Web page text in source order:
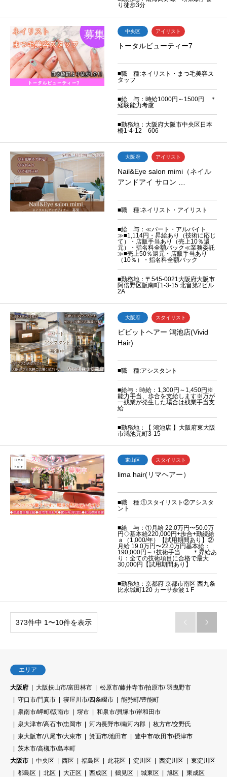
り徒歩3分
中央区 アイリスト
トータルビューティー7
■職 種:ネイリスト・まつ毛美容ス
タッフ
■給 与：時給1000円～1500円 ＊
経験能力考慮
■勤務地：大阪府大阪市中央区日本
橋1-4-12 606
大阪府 アイリスト
Nail&Eye salon mimi（ネイル
アンドアイ サロン …
■職 種:ネイリスト・アイリスト
■給 与：≪パート・アルバイト
≫■1,114円・昇給あり（技術に応じ
て）・店販手当あり（売上10％還
元）・指名料全額バック≪業務委託
≫■売上50％還元・店販手当あり
（10％）・指名料全額バック
■勤務地：〒545-0021大阪府大阪市
阿倍野区阪南町1-3-15 北畠第2ビル
2A
大阪府 スタイリスト
ビビットヘアー 鴻池店(Vivid
Hair)
■職 種:アシスタント
■給与：時給：1,300円～1,450円※
能力手当、歩合を支給します※万が
一残業が発生した場合は残業手当支
給
■勤務地：【 鴻池店 】大阪府東大阪
市鴻池元町3-15
東山区 スタイリスト
lima hair(リマヘアー）
■職 種:①スタイリスト②アシスタ
ント
■給 与：①月給 22.0万円〜50.0万
円◇基本給220,000円+歩合+勤続給
ａ（1,000/年）【試用期間あり】②
月給 19.0万円〜22.0万円基本給：
190,000円～+技術手当 ＊昇給あ
り：全ての技術項目に合格で最大
30,000円【試用期間あり】
■勤務地：京都府 京都市南区 西九条
比永城町120 カーサ奈波１F
373件中 1〜10件を表示  
エリア
大阪府 大阪挟山市/富田林市
松原市/藤井寺市/拍原市/ 羽曳野市
守口市/門真市
寝屋川市/四条畷市
能勢町/豊能町
泉南市/岬町/阪南市
堺市
和泉市/貝塚市/岸和田市
泉大津市/高石市/忠岡市
河内長野市/南河内郡
枚方市/交野氏
東大阪市/八尾市/大東市
箕面市/池田市
豊中市/吹田市/摂津市
茨木市/高槻市/島本町
大阪市
中央区 西区 福島区 此花区 淀川区 西淀川区
東淀川区
都島区
北区 大正区 西成区 鶴見区 城東区 旭区
東成区